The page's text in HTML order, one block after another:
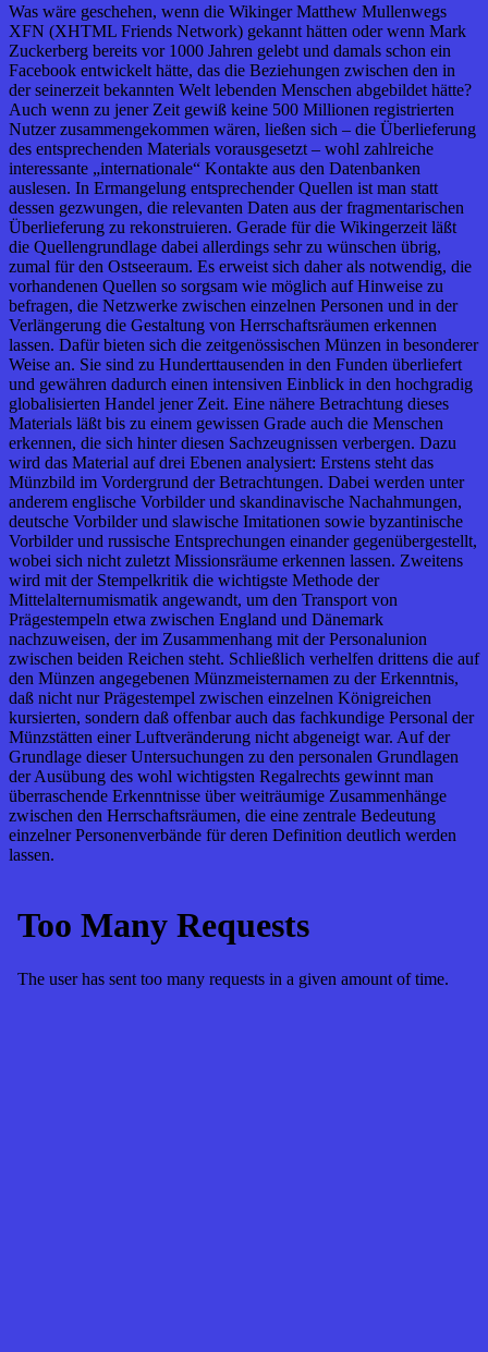
Was wäre geschehen, wenn die Wikinger Matthew Mullenwegs
XFN (XHTML Friends Network) gekannt hätten oder wenn Mark
Zuckerberg bereits vor 1000 Jahren gelebt und damals schon ein
Facebook entwickelt hätte, das die Beziehungen zwischen den in
der seinerzeit bekannten Welt lebenden Menschen abgebildet hätte?
Auch wenn zu jener Zeit gewiß keine 500 Millionen registrierten
Nutzer zusammengekommen wären, ließen sich – die Überlieferung
des entsprechenden Materials vorausgesetzt – wohl zahlreiche
interessante „internationale“ Kontakte aus den Datenbanken
auslesen. In Ermangelung entsprechender Quellen ist man statt
dessen gezwungen, die relevanten Daten aus der fragmentarischen
Überlieferung zu rekonstruieren. Gerade für die Wikingerzeit läßt
die Quellengrundlage dabei allerdings sehr zu wünschen übrig,
zumal für den Ostseeraum. Es erweist sich daher als notwendig, die
vorhandenen Quellen so sorgsam wie möglich auf Hinweise zu
befragen, die Netzwerke zwischen einzelnen Personen und in der
Verlängerung die Gestaltung von Herrschaftsräumen erkennen
lassen. Dafür bieten sich die zeitgenössischen Münzen in besonderer
Weise an. Sie sind zu Hunderttausenden in den Funden überliefert
und gewähren dadurch einen intensiven Einblick in den hochgradig
globalisierten Handel jener Zeit. Eine nähere Betrachtung dieses
Materials läßt bis zu einem gewissen Grade auch die Menschen
erkennen, die sich hinter diesen Sachzeugnissen verbergen. Dazu
wird das Material auf drei Ebenen analysiert: Erstens steht das
Münzbild im Vordergrund der Betrachtungen. Dabei werden unter
anderem englische Vorbilder und skandinavische Nachahmungen,
deutsche Vorbilder und slawische Imitationen sowie byzantinische
Vorbilder und russische Entsprechungen einander gegenübergestellt,
wobei sich nicht zuletzt Missionsräume erkennen lassen. Zweitens
wird mit der Stempelkritik die wichtigste Methode der
Mittelalternumismatik angewandt, um den Transport von
Prägestempeln etwa zwischen England und Dänemark
nachzuweisen, der im Zusammenhang mit der Personalunion
zwischen beiden Reichen steht. Schließlich verhelfen drittens die auf
den Münzen angegebenen Münzmeisternamen zu der Erkenntnis,
daß nicht nur Prägestempel zwischen einzelnen Königreichen
kursierten, sondern daß offenbar auch das fachkundige Personal der
Münzstätten einer Luftveränderung nicht abgeneigt war. Auf der
Grundlage dieser Untersuchungen zu den personalen Grundlagen
der Ausübung des wohl wichtigsten Regalrechts gewinnt man
überraschende Erkenntnisse über weiträumige Zusammenhänge
zwischen den Herrschaftsräumen, die eine zentrale Bedeutung
einzelner Personenverbände für deren Definition deutlich werden
lassen.